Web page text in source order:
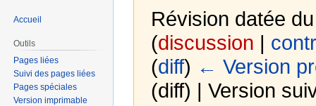
Révision datée
(discussion |
(diff) ← Version
(diff) | Version
Accueil
Outils
Pages liées
Suivi des pages liées
Pages spéciales
Version imprimable